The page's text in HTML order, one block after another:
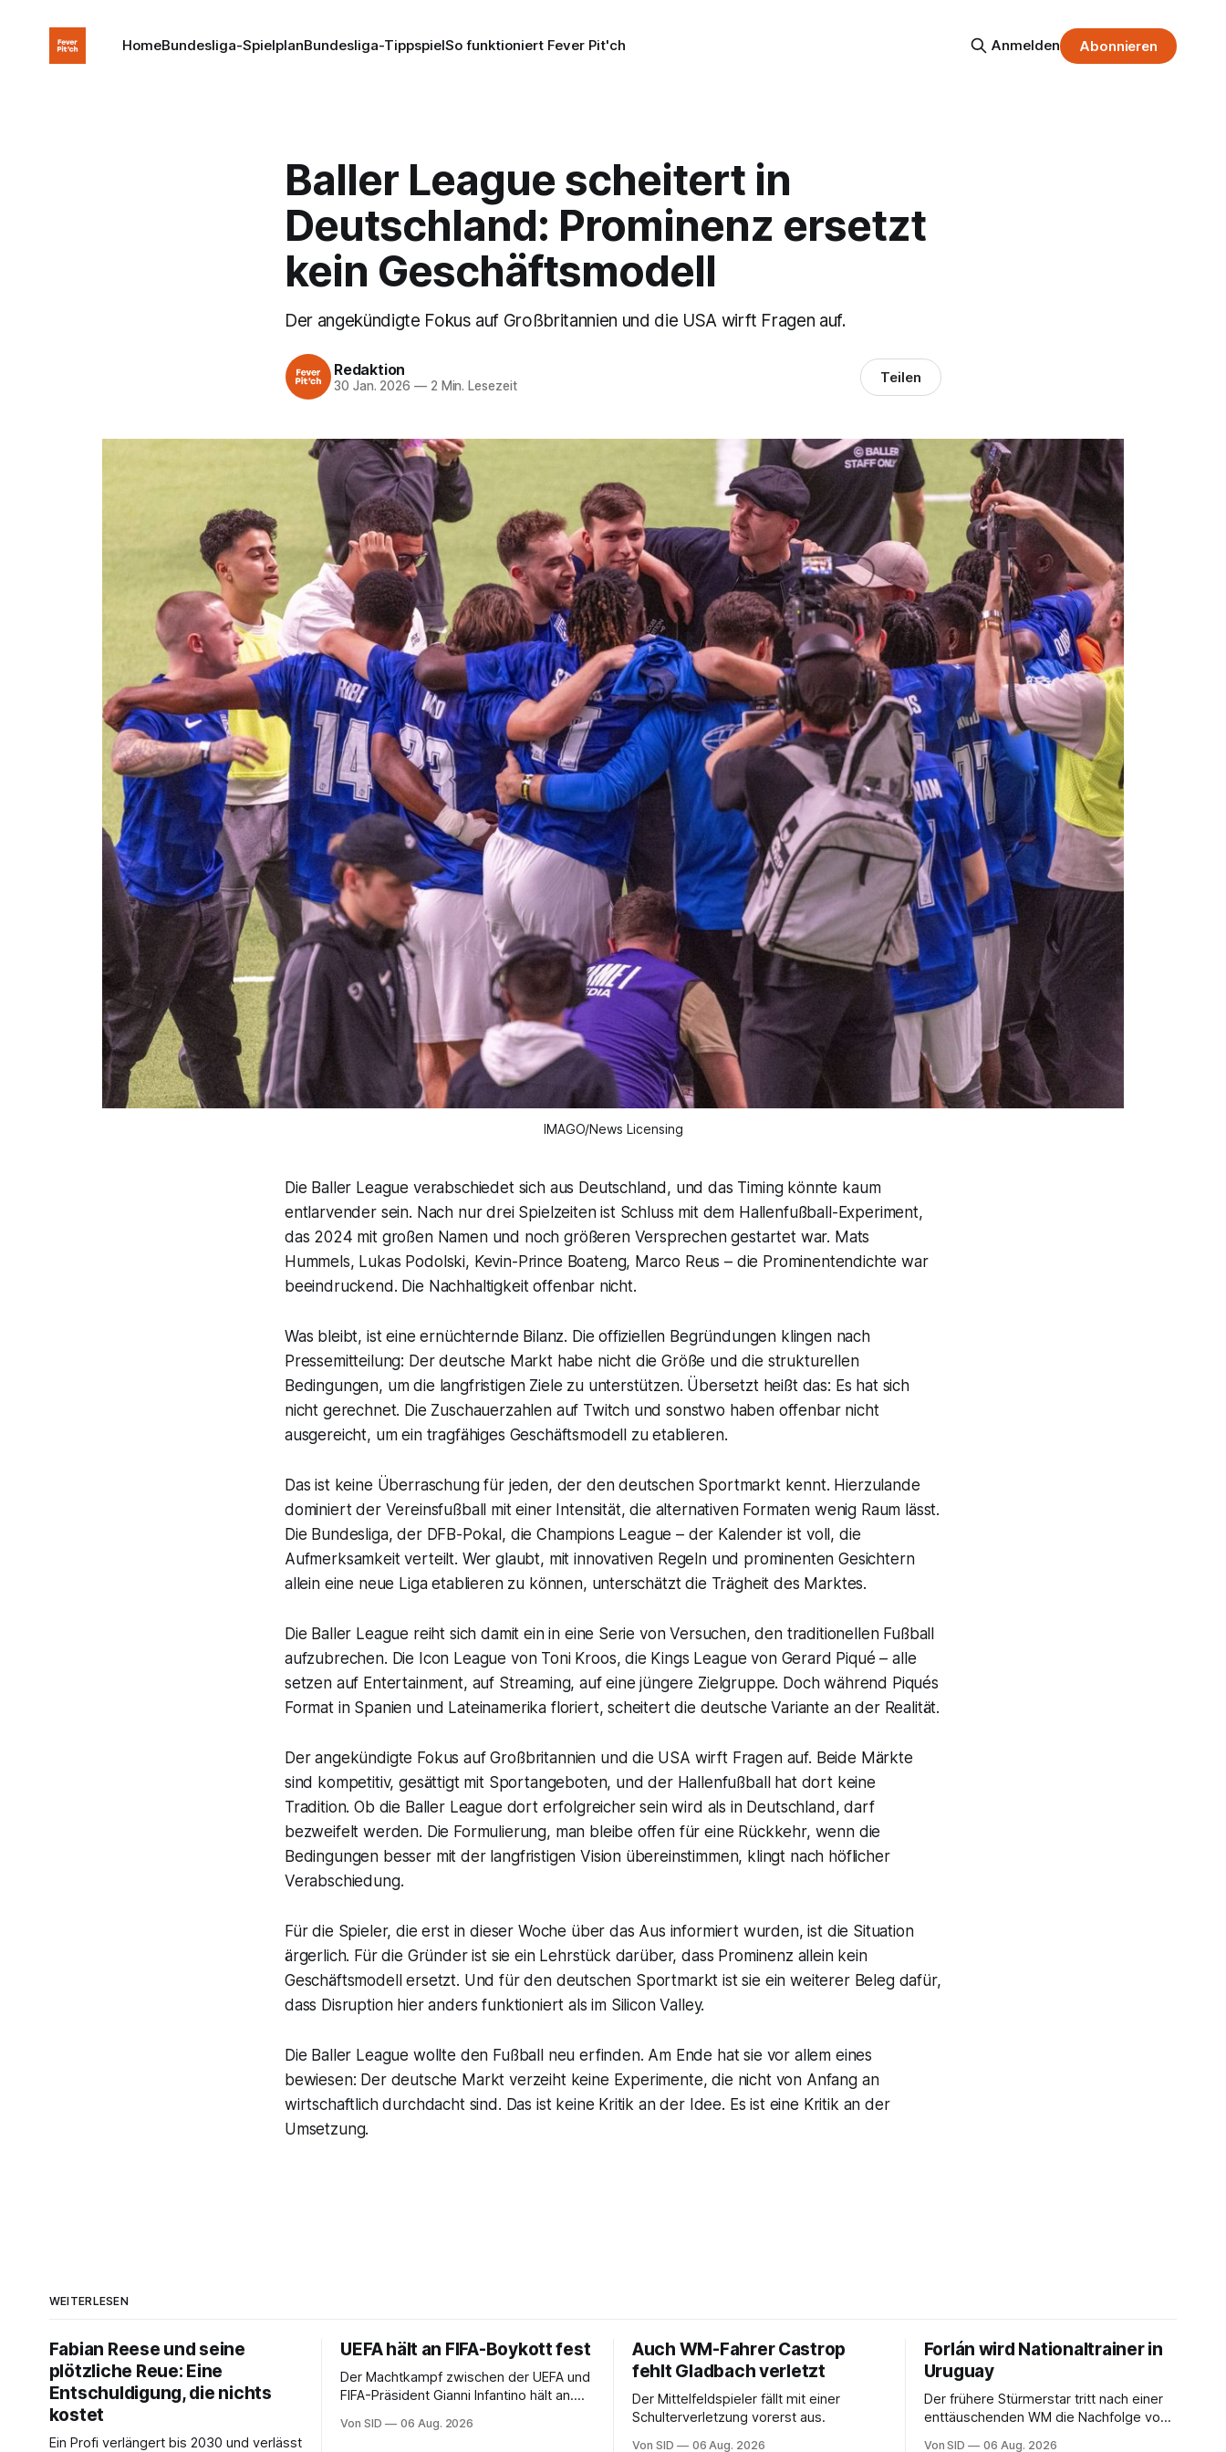
HomeBundesliga-SpielplanBundesliga-TippspielSo funktioniert Fever Pit'ch Anmelden Abonnieren
Baller League scheitert in
Deutschland: Prominenz ersetzt
kein Geschäftsmodell
Der angekündigte Fokus auf Großbritannien und die USA wirft Fragen auf.
Redaktion
30 Jan. 2026 —2 Min. Lesezeit Teilen
IMAGO/News Licensing
Die Baller League verabschiedet sich aus Deutschland, und das Timing könnte kaum
entlarvender sein. Nach nur drei Spielzeiten ist Schluss mit dem Hallenfußball-Experiment,
das 2024 mit großen Namen und noch größeren Versprechen gestartet war. Mats
Hummels, Lukas Podolski, Kevin-Prince Boateng, Marco Reus – die Prominentendichte war
beeindruckend. Die Nachhaltigkeit offenbar nicht.
Was bleibt, ist eine ernüchternde Bilanz. Die offiziellen Begründungen klingen nach
Pressemitteilung: Der deutsche Markt habe nicht die Größe und die strukturellen
Bedingungen, um die langfristigen Ziele zu unterstützen. Übersetzt heißt das: Es hat sich
nicht gerechnet. Die Zuschauerzahlen auf Twitch und sonstwo haben offenbar nicht
ausgereicht, um ein tragfähiges Geschäftsmodell zu etablieren.
Das ist keine Überraschung für jeden, der den deutschen Sportmarkt kennt. Hierzulande
dominiert der Vereinsfußball mit einer Intensität, die alternativen Formaten wenig Raum lässt.
Die Bundesliga, der DFB-Pokal, die Champions League – der Kalender ist voll, die
Aufmerksamkeit verteilt. Wer glaubt, mit innovativen Regeln und prominenten Gesichtern
allein eine neue Liga etablieren zu können, unterschätzt die Trägheit des Marktes.
Die Baller League reiht sich damit ein in eine Serie von Versuchen, den traditionellen Fußball
aufzubrechen. Die Icon League von Toni Kroos, die Kings League von Gerard Piqué – alle
setzen auf Entertainment, auf Streaming, auf eine jüngere Zielgruppe. Doch während Piqués
Format in Spanien und Lateinamerika floriert, scheitert die deutsche Variante an der Realität.
Der angekündigte Fokus auf Großbritannien und die USA wirft Fragen auf. Beide Märkte
sind kompetitiv, gesättigt mit Sportangeboten, und der Hallenfußball hat dort keine
Tradition. Ob die Baller League dort erfolgreicher sein wird als in Deutschland, darf
bezweifelt werden. Die Formulierung, man bleibe offen für eine Rückkehr, wenn die
Bedingungen besser mit der langfristigen Vision übereinstimmen, klingt nach höflicher
Verabschiedung.
Für die Spieler, die erst in dieser Woche über das Aus informiert wurden, ist die Situation
ärgerlich. Für die Gründer ist sie ein Lehrstück darüber, dass Prominenz allein kein
Geschäftsmodell ersetzt. Und für den deutschen Sportmarkt ist sie ein weiterer Beleg dafür,
dass Disruption hier anders funktioniert als im Silicon Valley.
Die Baller League wollte den Fußball neu erfinden. Am Ende hat sie vor allem eines
bewiesen: Der deutsche Markt verzeiht keine Experimente, die nicht von Anfang an
wirtschaftlich durchdacht sind. Das ist keine Kritik an der Idee. Es ist eine Kritik an der
Umsetzung.
WEITERLESEN
Fabian Reese und seine
plötzliche Reue: Eine
Entschuldigung, die nichts
kostet
Ein Profi verlängert bis 2030 und verlässt
UEFA hält an FIFA-Boykott fest
Der Machtkampf zwischen der UEFA und
FIFA-Präsident Gianni Infantino hält an.
Von SID 06 Aug. 2026
Auch WM-Fahrer Castrop
fehlt Gladbach verletzt
Der Mittelfeldspieler fällt mit einer
Schulterverletzung vorerst aus.
Von SID 06 Aug. 2026
Forlán wird Nationaltrainer in
Uruguay
Der frühere Stürmerstar tritt nach einer
enttäuschenden WM die Nachfolge von
Von SID 06 Aug. 2026